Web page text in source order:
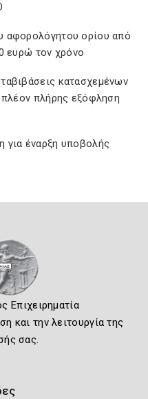
αφορολόγητου ορίου από
ευρώ τον χρόνο
κατασχεμένων
πλέον πλήρης εξόφληση
για έναρξη υποβολής
Επιχειρηματία
και την λειτουργία της
σας.